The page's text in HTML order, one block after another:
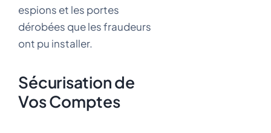
espions et les portes
dérobées que les fraudeurs
ont pu installer.
Sécurisation de
Vos Comptes